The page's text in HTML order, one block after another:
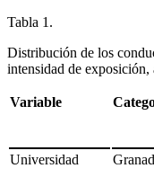
Tabla 1.
Distribución de los
intensidad de
Variable
Universidad